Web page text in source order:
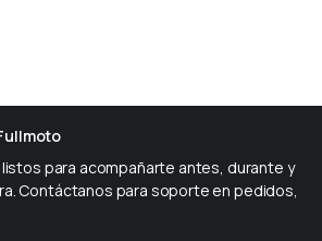
para acompañarte antes, durante y
Contáctanos para soporte en pedidos,